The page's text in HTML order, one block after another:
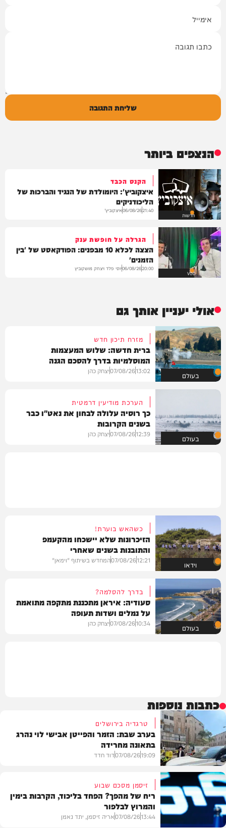
שליחת התגובה
הנצפים ביותר
חדשות
הקנס הכבד
איצקוביץ': היומולדת של הנגיד והברכות של
הליכודניקים
21:40
06/08/26איצקוביץ'
VOD
הגרלה על חופשת ענק
הצצה לכלא 10 מבפנים: הפודקאסט של 'בין
הזמנים'
20:00
06/08/26יוסי פלד ויצחק מושקוביץ
אולי יעניין אותך גם
בעולם
מזרח תיכון חדש
ברית חדשה: שלוש המעצמות
המוסלמיות בדרך להסכם הגנה
13:02
07/08/26יצחק כהן
בעולם
הערכת מודיעין דרמטית
כך רוסיה עלולה לבחון את נאט"ו כבר
בשנים הקרובות
12:39
07/08/26יצחק כהן
וידאו
כשהאש בוערת!
הזיכרונות שלא יישכחו מהקעמפ
והתובנות בשנים שאחרי
12:21
07/08/26המחדש בשיתוף "וימאן"
בעולם
בדרך להסלמה?
סעודיה: איראן מתכננת מתקפה מתואמת
על נמלים ושדות תעופה
10:34
07/08/26יצחק כהן
כתבות נוספות
בארץ
טרגדיה בירושלים
בערב שבת: הזמר והפייטן אבישי לוי נהרג
בתאונה מחרידה
19:09
07/08/26דוד חדד
זיסמן מסכם שבוע
ריח של מהפך? הפחד בליכוד, הקרבות בימין
והמרוץ לבלפור
13:44
07/08/26אריה זיסמן, יתד נאמן